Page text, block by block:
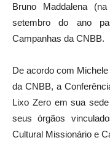
Bruno Maddalena
setembro do ano
Campanhas da CNBB.
De acordo com
da CNBB, a
Lixo Zero em sua
seus órgãos
Cultural Missionário e